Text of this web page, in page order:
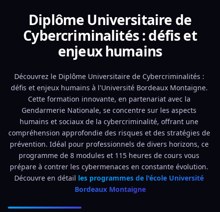
Diplôme Universitaire de
Cybercriminalités : défis et
enjeux humains
Découvrez le Diplôme Universitaire de Cybercriminalités :
défis et enjeux humains à l'Université Bordeaux Montaigne.
Cette formation innovante, en partenariat avec la
Gendarmerie Nationale, se concentre sur les aspects
humains et sociaux de la cybercriminalité, offrant une
compréhension approfondie des risques et des stratégies de
prévention. Idéal pour professionnels de divers horizons, ce
programme de 8 modules et 115 heures de cours vous
prépare à contrer les cybermenaces en constante évolution.
Découvre en détail les programmes de l'école Université
Bordeaux Montaigne